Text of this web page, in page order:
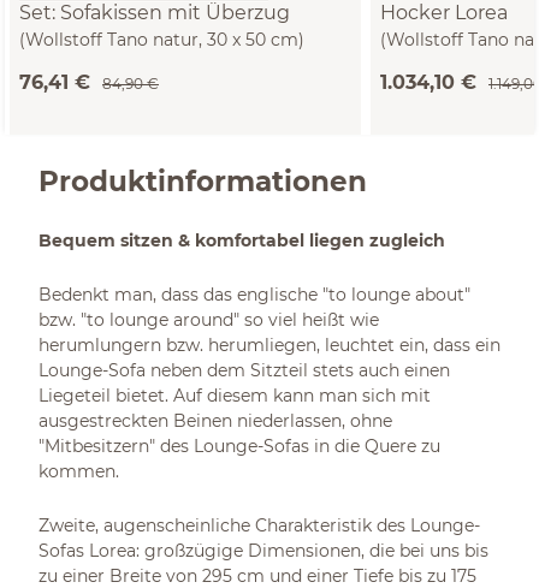
Set: Sofakissen mit Überzug
(Wollstoff Tano natur, 30 x 50 cm)
76,41 € 84,90 €
Hocker Lorea
(Wollstoff Tano
1.034,10 €
Produktinformationen
Bequem sitzen & komfortabel liegen zugleich
Bedenkt man, dass das englische "to lounge about"
bzw. "to lounge around" so viel heißt wie
herumlungern bzw. herumliegen, leuchtet ein, dass ein
Lounge-Sofa neben dem Sitzteil stets auch einen
Liegeteil bietet. Auf diesem kann man sich mit
ausgestreckten Beinen niederlassen, ohne
"Mitbesitzern" des Lounge-Sofas in die Quere zu
kommen.
Zweite, augenscheinliche Charakteristik des Lounge-
Sofas Lorea: großzügige Dimensionen, die bei uns bis
zu einer Breite von 295 cm und einer Tiefe bis zu 175